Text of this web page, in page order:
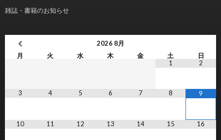
雑誌・書籍のお知らせ
2026 8月
月
火 水 木 金 土
日
1
2
3 4 5 6 7 8 9
10 11 12 13 14 15 16